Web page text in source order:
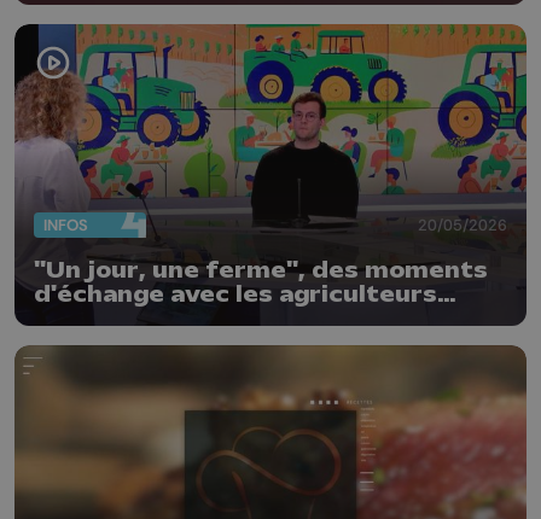
INFOS 20/05/2026
"Un jour, une ferme", des moments
d'échange avec les agriculteurs
locaux